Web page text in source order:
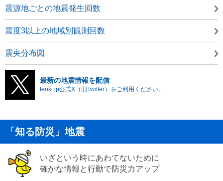
震源地ごとの地震発生回数
震度3以上の地域別観測回数
震央分布図
最新の地震情報を配信
tenki.jp公式X（旧Twitter）をご利用ください。
「知る防災」地震
いざという時にあわてないために
確かな情報と行動で防災力アップ